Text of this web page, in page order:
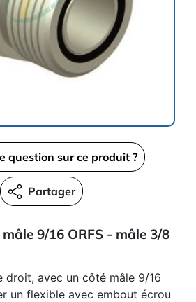
question sur ce produit ?
Partager
9/16 ORFS - mâle 3/8
droit, avec un côté mâle 9/16
un flexible avec embout écrou